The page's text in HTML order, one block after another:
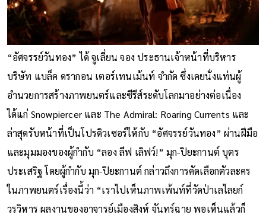
“อัศจรรย์วันทอง” ได้ จูเลี่ยน จอง ประธานเจ้าหน้าที่บริหาร
บริษัท แบล็ค ดรากอน เตอร์เทนเม้นท์ จำกัด ซึ่งเคยนั่งแท่นผู้
อำนวยการสร้างภาพยนตร์และซีรีส์ระดับโลกมาอย่างต่อเนื่อง
ได้แก่ Snowpiercer และ The Admiral: Roaring Currents และ
ล่าสุดรับหน้าที่เป็นโปรดิวเซอร์ให้กับ “อัศจรรย์วันทอง” ผ่านฝีมือ
และมุมมองของผู้กำกับ “ลอง ลีฟ เลิฟว์!” มุก-ปิยะกานต์ บุตร
ประเสริฐ โดยผู้กำกับ มุก-ปิยะกานต์ กล่าวถึงการคัดเลือกตัวละคร
ในภาพยนตร์เรื่องนี้ว่า “เราไปเห็นภาพเพ้นท์ที่วัดป่าเลไลยก์
วรวิหาร ผลงานของอาจารย์เมืองสิงห์ จันทร์ฉาย พอเห็นแล้วก็